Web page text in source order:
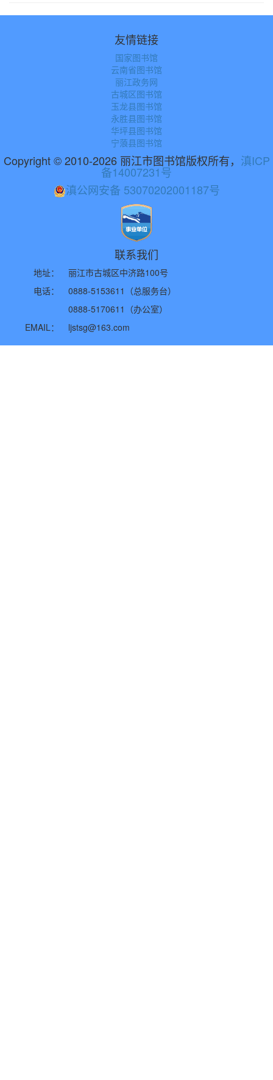
友情链接
国家图书馆
云南省图书馆
丽江政务网
古城区图书馆
玉龙县图书馆
永胜县图书馆
华坪县图书馆
宁蒗县图书馆
Copyright © 2010-2026 丽江市图书馆版权所有， 滇ICP
备14007231号
滇公网安备 53070202001187号
联系我们
地址：
丽江市古城区中济路100号
电话：
0888-5153611（总服务台）
0888-5170611（办公室）
EMAIL：
ljstsg@163.com